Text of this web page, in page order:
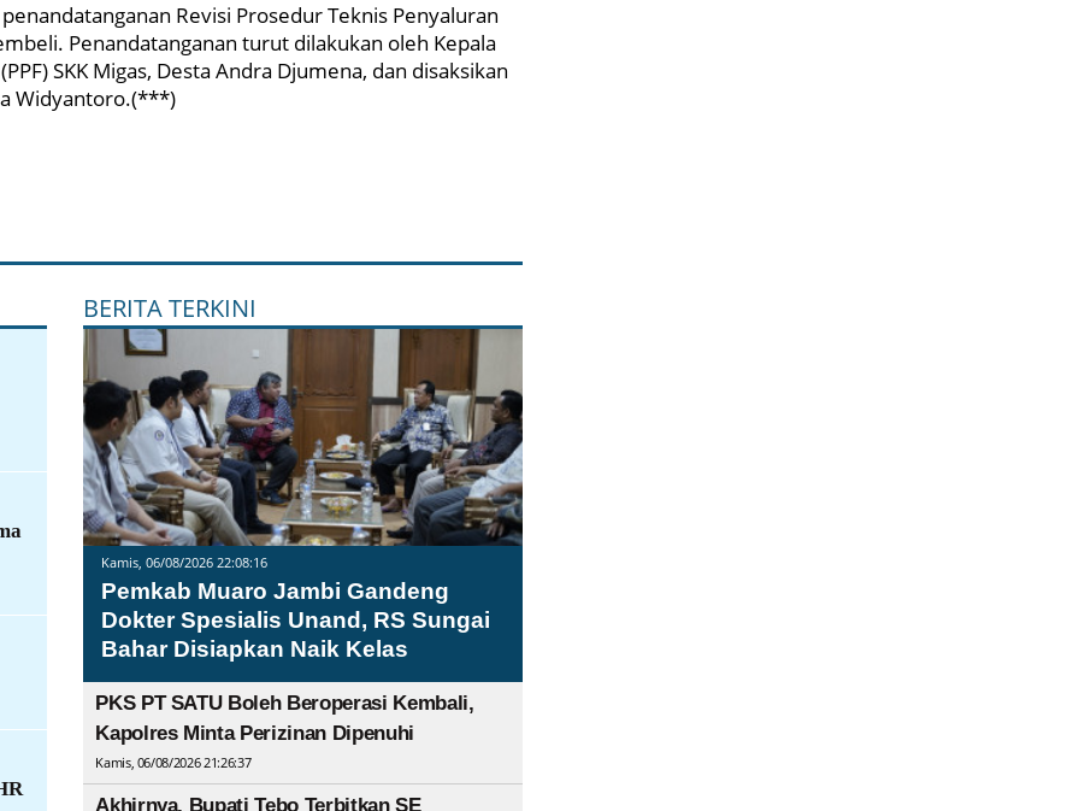
Revisi Prosedur Teknis Penyaluran
Penandatanganan turut dilakukan oleh Kepala
SKK Migas, Desta Andra Djumena, dan disaksikan
Widyantoro.(***)
BERITA TERKINI
Kamis, 06/08/2026 22:08:16
Pemkab Muaro Jambi Gandeng
Dokter Spesialis Unand, RS Sungai
Bahar Disiapkan Naik Kelas
PKS PT SATU Boleh Beroperasi Kembali,
Kapolres Minta Perizinan Dipenuhi
Kamis, 06/08/2026 21:26:37
Akhirnya, Bupati Tebo Terbitkan SE